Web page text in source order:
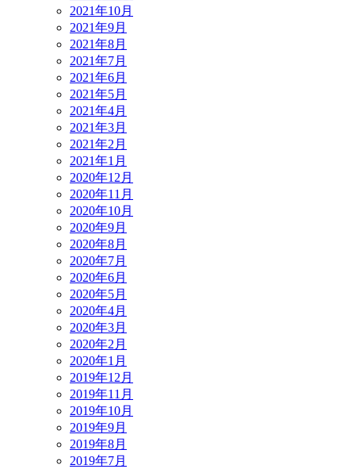
2021年10月
2021年9月
2021年8月
2021年7月
2021年6月
2021年5月
2021年4月
2021年3月
2021年2月
2021年1月
2020年12月
2020年11月
2020年10月
2020年9月
2020年8月
2020年7月
2020年6月
2020年5月
2020年4月
2020年3月
2020年2月
2020年1月
2019年12月
2019年11月
2019年10月
2019年9月
2019年8月
2019年7月